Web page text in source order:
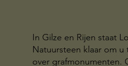
In Gilze en Rijen staat
Natuursteen klaar om u
over grafmonumenten.